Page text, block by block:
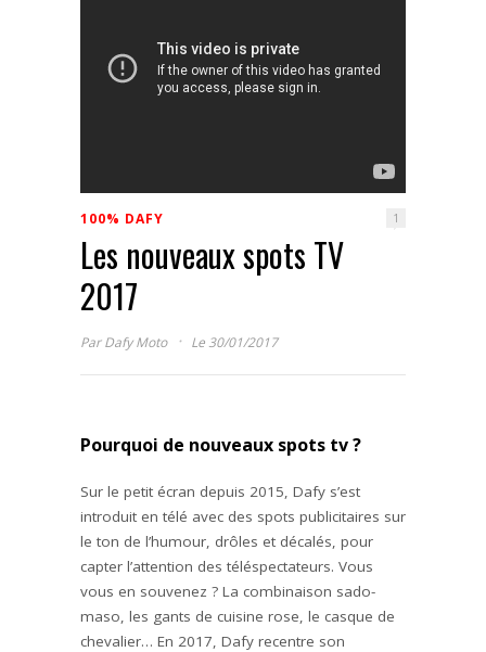
100% DAFY 1
Les nouveaux spots TV
2017
ParDafy Moto · Le 30/01/2017
Pourquoi de nouveaux spots tv ?
Sur le petit écran depuis 2015, Dafy s’est
introduit en télé avec des spots publicitaires sur
le ton de l’humour, drôles et décalés, pour
capter l’attention des téléspectateurs. Vous
vous en souvenez ? La combinaison sado-
maso, les gants de cuisine rose, le casque de
chevalier… En 2017, Dafy recentre son